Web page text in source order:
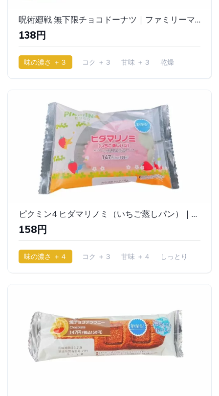
呪術廻戦 無下限チョコドーナツ｜ファミリーマート
138円
味の濃さ ＋３ コク ＋３ 甘味 ＋３ 乾燥
ピクミン4 ヒダマリノミ（いちご蒸しパン）｜ファミリーマート
158円
味の濃さ ＋４ コク ＋３ 甘味 ＋４ しっとり